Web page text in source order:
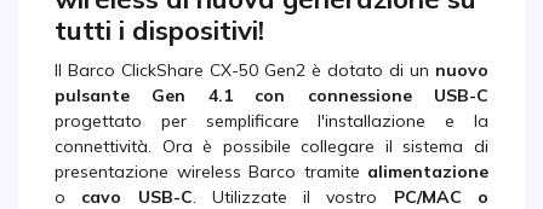
tutti i dispositivi!
Il Barco ClickShare CX-50 Gen2 è dotato di un nuovo
pulsante Gen 4.1 con connessione USB-C
progettato per semplificare l'installazione e la
connettività. Ora è possibile collegare il sistema di
presentazione wireless Barco tramite alimentazione
o cavo USB-C. Utilizzate il vostro PC/MAC o